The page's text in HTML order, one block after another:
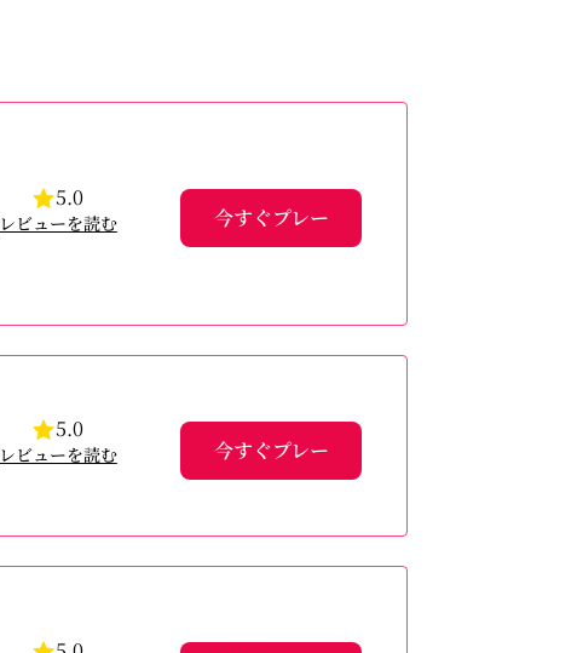
5.0
レビューを読む 今すぐプレー
5.0
レビューを読む 今すぐプレー